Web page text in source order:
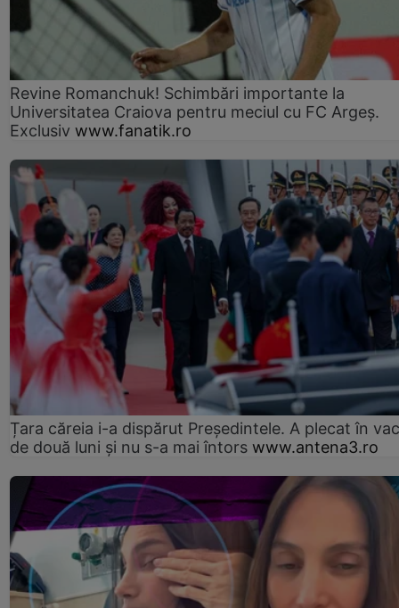
Revine Romanchuk! Schimbări importante la
Universitatea Craiova pentru meciul cu FC Argeş.
Exclusiv www.fanatik.ro
Țara căreia i-a dispărut Președintele. A plecat în
de două luni și nu s-a mai întors www.antena3.ro